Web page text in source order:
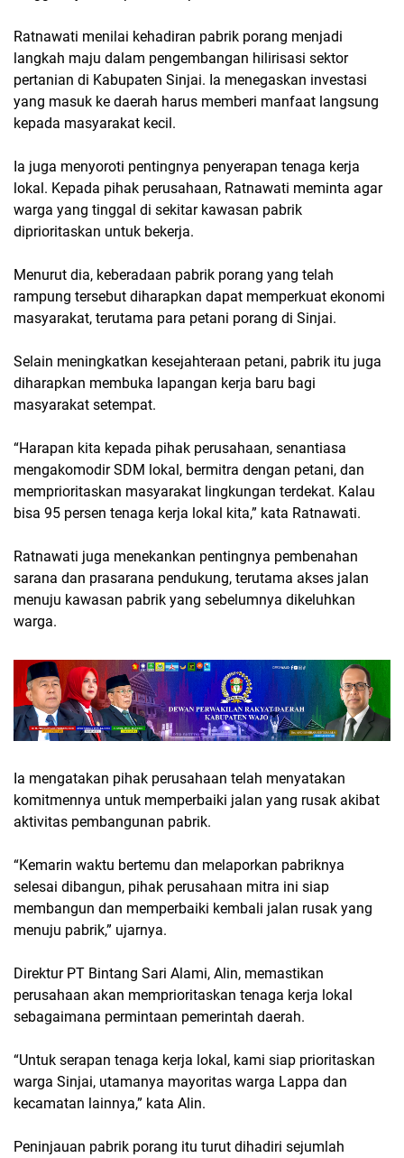
Ratnawati menilai kehadiran pabrik porang menjadi
langkah maju dalam pengembangan hilirisasi sektor
pertanian di Kabupaten Sinjai. Ia menegaskan investasi
yang masuk ke daerah harus memberi manfaat langsung
kepada masyarakat kecil.
Ia juga menyoroti pentingnya penyerapan tenaga kerja
lokal. Kepada pihak perusahaan, Ratnawati meminta agar
warga yang tinggal di sekitar kawasan pabrik
diprioritaskan untuk bekerja.
Menurut dia, keberadaan pabrik porang yang telah
rampung tersebut diharapkan dapat memperkuat ekonomi
masyarakat, terutama para petani porang di Sinjai.
Selain meningkatkan kesejahteraan petani, pabrik itu juga
diharapkan membuka lapangan kerja baru bagi
masyarakat setempat.
“Harapan kita kepada pihak perusahaan, senantiasa
mengakomodir SDM lokal, bermitra dengan petani, dan
memprioritaskan masyarakat lingkungan terdekat. Kalau
bisa 95 persen tenaga kerja lokal kita,” kata Ratnawati.
Ratnawati juga menekankan pentingnya pembenahan
sarana dan prasarana pendukung, terutama akses jalan
menuju kawasan pabrik yang sebelumnya dikeluhkan
warga.
Ia mengatakan pihak perusahaan telah menyatakan
komitmennya untuk memperbaiki jalan yang rusak akibat
aktivitas pembangunan pabrik.
“Kemarin waktu bertemu dan melaporkan pabriknya
selesai dibangun, pihak perusahaan mitra ini siap
membangun dan memperbaiki kembali jalan rusak yang
menuju pabrik,” ujarnya.
Direktur PT Bintang Sari Alami, Alin, memastikan
perusahaan akan memprioritaskan tenaga kerja lokal
sebagaimana permintaan pemerintah daerah.
“Untuk serapan tenaga kerja lokal, kami siap prioritaskan
warga Sinjai, utamanya mayoritas warga Lappa dan
kecamatan lainnya,” kata Alin.
Peninjauan pabrik porang itu turut dihadiri sejumlah